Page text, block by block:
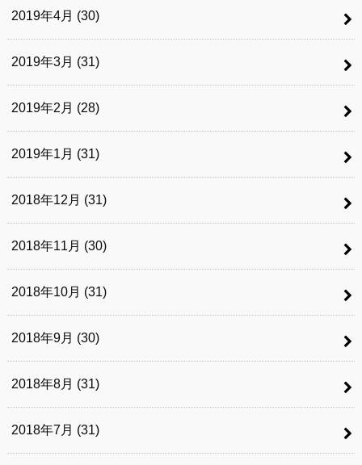
2019年4月 (30)
2019年3月 (31)
2019年2月 (28)
2019年1月 (31)
2018年12月 (31)
2018年11月 (30)
2018年10月 (31)
2018年9月 (30)
2018年8月 (31)
2018年7月 (31)